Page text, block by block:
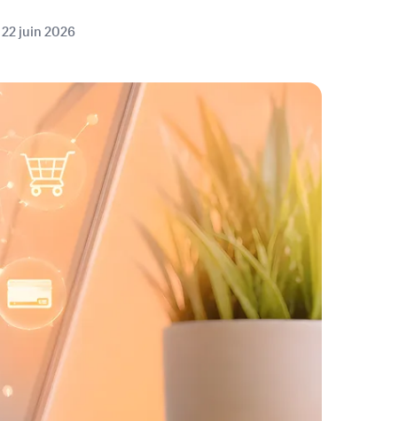
22 juin 2026